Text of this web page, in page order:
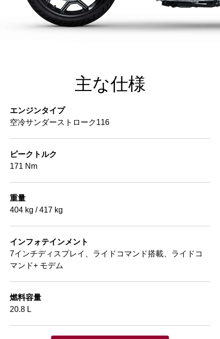
主な仕様
エンジンタイプ
空冷サンダーストローク116
ピークトルク
171 Nm
重量
404 kg / 417 kg
インフォテインメント
7インチディスプレイ、ライドコマンド搭載、ライドコ
マンド+ モデム
燃料容量
20.8 L